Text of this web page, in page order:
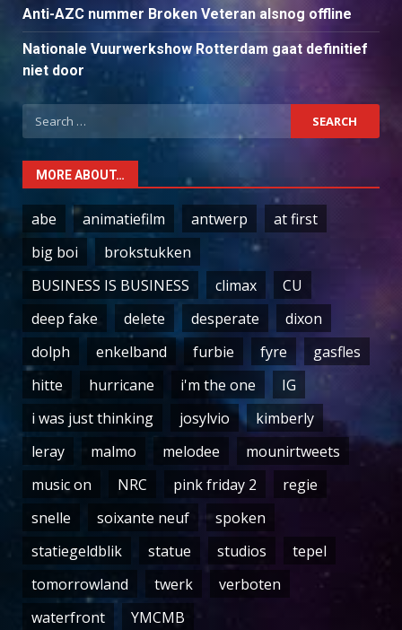
Anti-AZC nummer Broken Veteran alsnog offline
Nationale Vuurwerkshow Rotterdam gaat definitief
niet door
Search
for:
MORE ABOUT…
abe animatiefilm antwerp
at first
big boi
brokstukken
BUSINESS IS BUSINESS
climax
CU
deep fake
delete desperate
dixon
dolph
enkelband furbie fyre
gasfles
hitte
hurricane i'm the one
IG
i was just thinking
josylvio
kimberly
leray
malmo melodee
mounirtweets
music on
NRC pink friday 2
regie
snelle
soixante neuf
spoken
statiegeldblik
statue studios
tepel
tomorrowland
twerk
verboten
waterfront
YMCMB